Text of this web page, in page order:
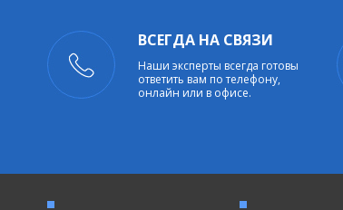
ВСЕГДА НА СВЯЗИ
Наши эксперты всегда готовы
ответить вам по телефону,
онлайн или в офисе.